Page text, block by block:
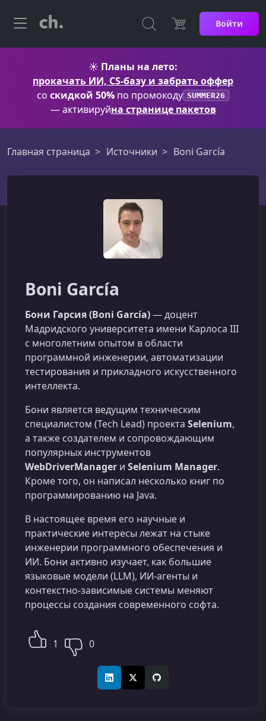
Войти
☀️ Планы на лето:
прокачать ИИ, CS-базу и забрать оффер
со скидкой 50% по промокоду SUMMER26
— активируйна странице пакетов
Главная страница Источники Boni García
Boni García
Бони Гарсия (Boni García)— доцент
Мадридского университета имени Карлоса III
с многолетним опытом в области
программной инженерии, автоматизации
тестирования и прикладного искусственного
интеллекта.
Бони является ведущим техническим
специалистом (Tech Lead) проекта Selenium,
а также создателем и сопровождающим
популярных инструментов
WebDriverManager и Selenium Manager.
Кроме того, он написал несколько книг по
программированию на Java.
В настоящее время его научные и
практические интересы лежат на стыке
инженерии программного обеспечения и
ИИ. Бони активно изучает, как большие
языковые модели (LLM), ИИ-агенты и
контекстно-зависимые системы меняют
процессы создания современного софта.
1 0
LinkedInX (Twitter)GitHub